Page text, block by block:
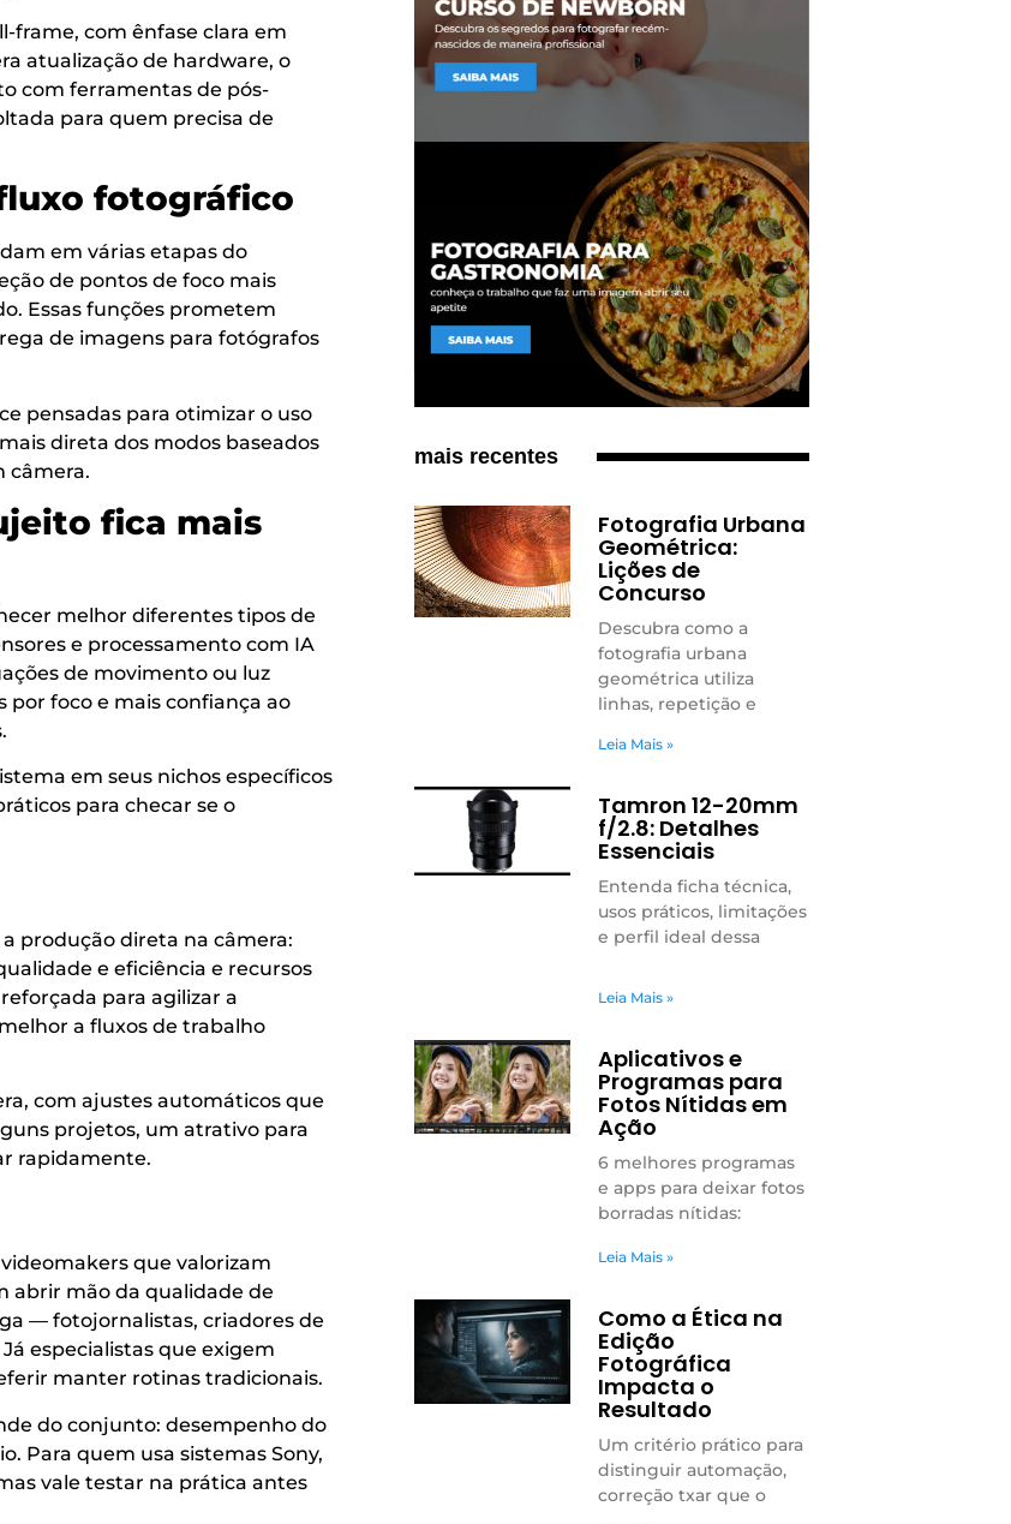
frame, com ênfase clara em
atualização de hardware, o
com ferramentas de pós-
para quem precisa de
fotográfico
em várias etapas do
de pontos de foco mais
Essas funções prometem
de imagens para fotógrafos
pensadas para otimizar o uso
direta dos modos baseados
câmera.
fica mais
melhor diferentes tipos de
e processamento com IA
de movimento ou luz
por foco e mais confiança ao
em seus nichos específicos
para checar se o
produção direta na câmera:
e eficiência e recursos
para agilizar a
a fluxos de trabalho
com ajustes automáticos que
projetos, um atrativo para
rapidamente.
que valorizam
abrir mão da qualidade de
— fotojornalistas, criadores de
especialistas que exigem
manter rotinas tradicionais.
do conjunto: desempenho do
Para quem usa sistemas Sony,
vale testar na prática antes
mais recentes
Fotografia Urbana
Geométrica:
Lições de
Concurso
Descubra como a
fotografia urbana
geométrica utiliza
linhas, repetição e
Leia Mais »
Tamron 12-20mm
f/2.8: Detalhes
Essenciais
Entenda ficha técnica,
usos práticos, limitações
e perfil ideal dessa
Leia Mais »
Aplicativos e
Programas para
Fotos Nítidas em
Ação
6 melhores programas
e apps para deixar fotos
borradas nítidas:
Leia Mais »
Como a Ética na
Edição
Fotográfica
Impacta o
Resultado
Um critério prático para
distinguir automação,
correção txar que o